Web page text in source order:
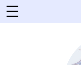
☰